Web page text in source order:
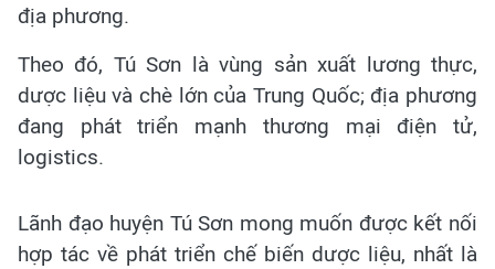
địa phương.
Theo đó, Tú Sơn là vùng sản xuất lương thực,
dược liệu và chè lớn của Trung Quốc; địa phương
đang phát triển mạnh thương mại điện tử,
logistics.
Lãnh đạo huyện Tú Sơn mong muốn được kết nối
hợp tác về phát triển chế biến dược liệu, nhất là